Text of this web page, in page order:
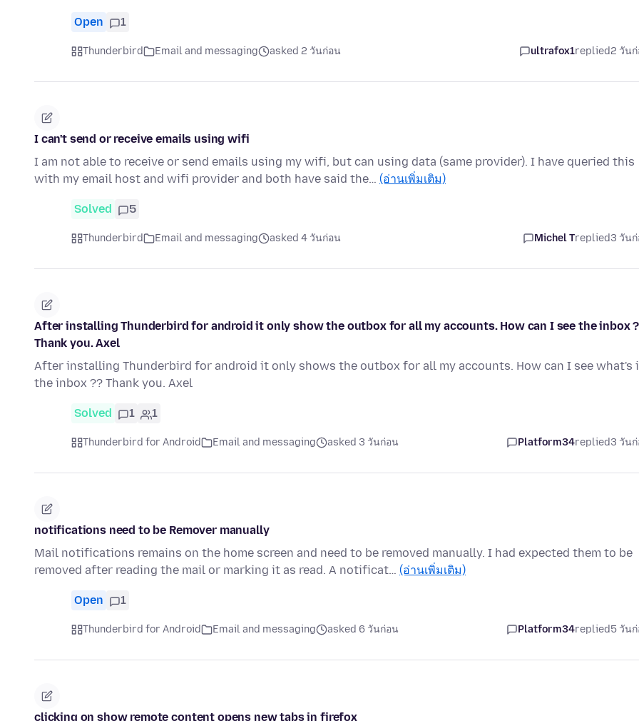
Open 1
Thunderbird Email and messaging asked 2 วันก่อน ultrafox1replied2 วัน
I can't send or receive emails using wifi
I am not able to receive or send emails using my wifi, but can using data (same provider). I have queried this
with my email host and wifi provider and both have said the… (อ่านเพิ่มเติม)
Solved 5
Thunderbird Email and messaging asked 4 วันก่อน Michel Treplied3 วัน
After installing Thunderbird for android it only show the outbox for all my accounts. How can I see the inbox
Thank you. Axel
After installing Thunderbird for android it only shows the outbox for all my accounts. How can I see what's
the inbox ?? Thank you. Axel
Solved 1 1
Thunderbird for Android Email and messaging asked 3 วันก่อน Platform34replied3 วัน
notifications need to be Remover manually
Mail notifications remains on the home screen and need to be removed manually. I had expected them to be
removed after reading the mail or marking it as read. A notificat… (อ่านเพิ่มเติม)
Open 1
Thunderbird for Android Email and messaging asked 6 วันก่อน Platform34replied5 วัน
clicking on show remote content opens new tabs in firefox